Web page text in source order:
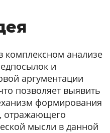
комплексном анализе
и
аргументации
позволяет выявить
формирования
отражающего
мысли в данной